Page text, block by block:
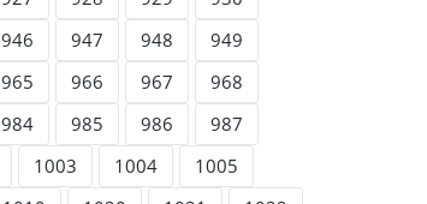
946 947 948
949
965 966 967
968
984 985 986
987
1003 1004
1005